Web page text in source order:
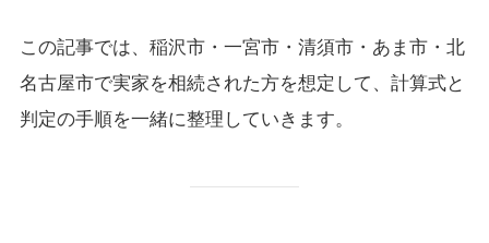
この記事では、稲沢市・一宮市・清須市・あま市・北
名古屋市で実家を相続された方を想定して、計算式と
判定の手順を一緒に整理していきます。